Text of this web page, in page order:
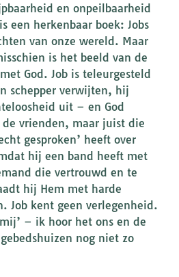
en onpeilbaarheid
een herkenbaar boek: Jobs
van onze wereld. Maar
is het beeld van de
God. Job is teleurgesteld
schepper verwijten, hij
uit – en God
vrienden, maar juist die
gesproken’ heeft over
hij een band heeft met
die vertrouwd en te
hij Hem met harde
Job kent geen verlegenheid.
– ik hoor het ons en de
nog niet zo